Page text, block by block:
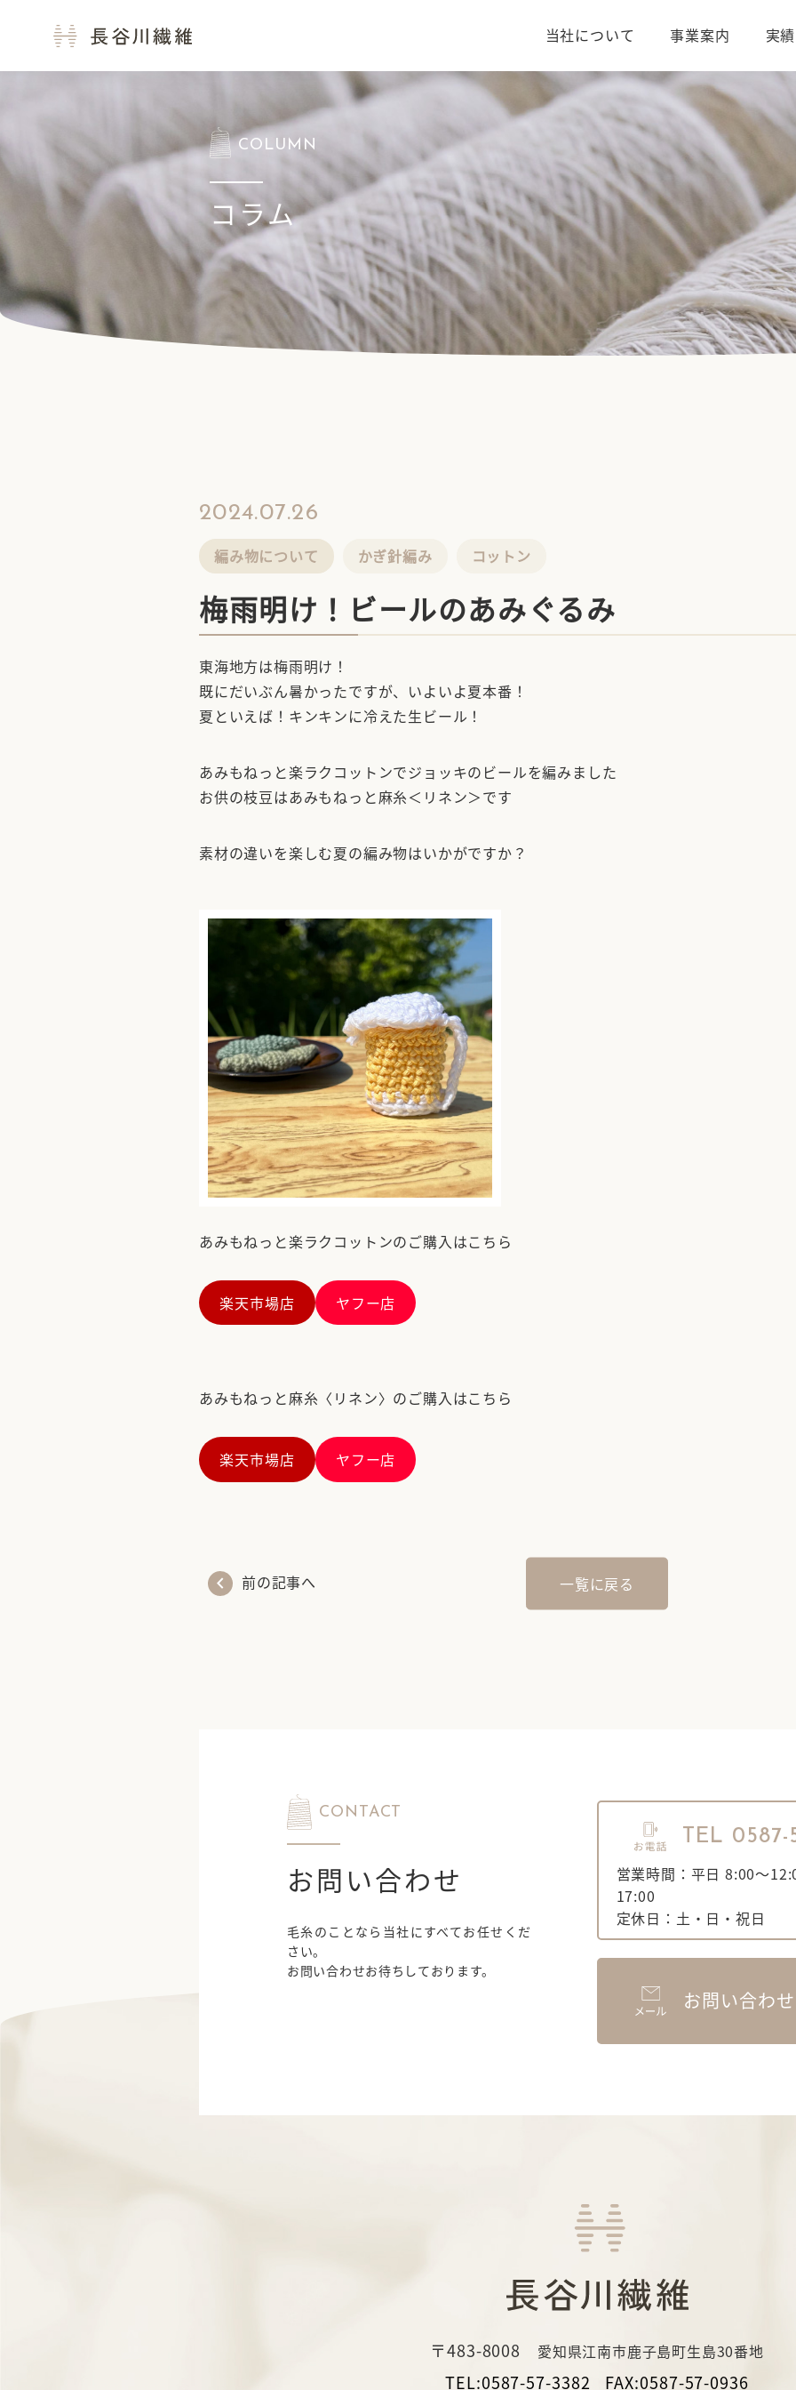
当社について 事業案内 実
COLUMN
コラム
2024.07.26
編み物について かぎ針編み コットン
梅雨明け！ビールのあみぐるみ
東海地方は梅雨明け！
既にだいぶん暑かったですが、いよいよ夏本番！
夏といえば！キンキンに冷えた生ビール！
あみもねっと楽ラクコットンでジョッキのビールを編みました
お供の枝豆はあみもねっと麻糸＜リネン＞です
素材の違いを楽しむ夏の編み物はいかがですか？
あみもねっと楽ラクコットンのご購入はこちら
楽天市場店 ヤフー店
あみもねっと麻糸〈リネン〉のご購入はこちら
楽天市場店 ヤフー店
chevron_left 前の記事へ 一覧に戻る
CONTACT
お問い合わせ
毛糸のことなら当社にすべてお任せくだ
さい。
お問い合わせお待ちしております。
TEL
営業時間：平日 8:00～
17:00
定休日：土・日・祝日
お問い合わ
〒483-8008 愛知県江南市鹿子島町生島30番地
TEL:0587-57-3382 FAX:0587-57-0936